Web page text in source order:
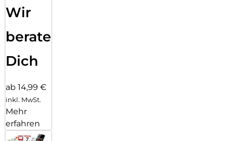
Wir
beraten
Dich
ab 14,99 €
inkl. MwSt.
Mehr
erfahren